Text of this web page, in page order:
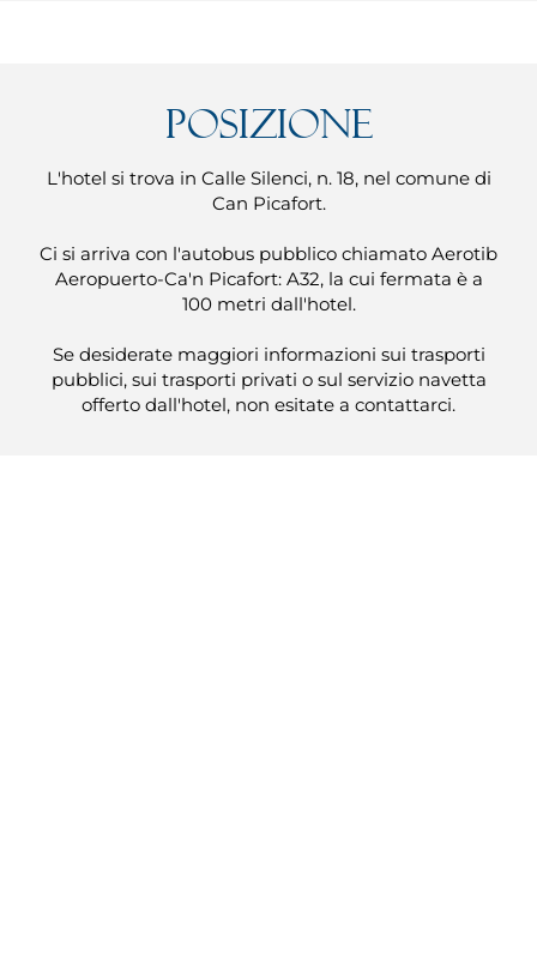
Posizione
L'hotel si trova in Calle Silenci, n. 18, nel comune di
Can Picafort.
Ci si arriva con l'autobus pubblico chiamato Aerotib
Aeropuerto-Ca'n Picafort: A32, la cui fermata è a
100 metri dall'hotel.
Se desiderate maggiori informazioni sui trasporti
pubblici, sui trasporti privati o sul servizio navetta
offerto dall'hotel, non esitate a contattarci.